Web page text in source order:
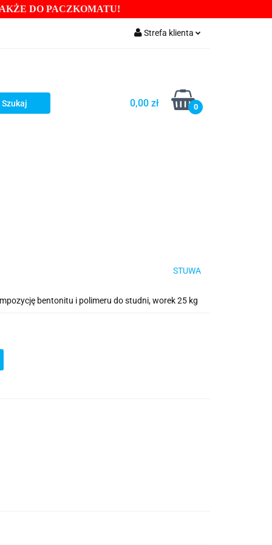
DO PACZKOMATU!
Strefa klienta
Dodaj zgłoszenie
0,00 zł 0
STUWA
bentonitu i polimeru do studni, worek 25 kg